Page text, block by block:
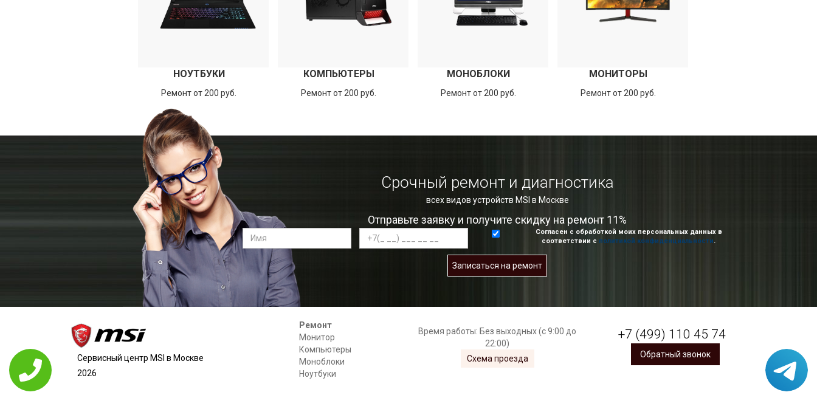
НОУТБУКИ
Ремонт от 200 руб.
КОМПЬЮТЕРЫ
Ремонт от 200 руб.
МОНОБЛОКИ
Ремонт от 200 руб.
МОНИТОРЫ
Ремонт от 200 руб.
Срочный ремонт и диагностика
всех видов устройств MSI в Москве
Отправьте заявку и получите скидку на ремонт 11%
Согласен с обработкой моих персональных данных в
соответствии с политикой конфиденциальности.
Записаться на ремонт
Сервисный центр MSI в Москве
2026
Ремонт
Монитор
Компьютеры
Моноблоки
Ноутбуки
Время работы: Без выходных (с 9:00 до
22:00)
Схема проезда
+7 (499) 110 45 74
Обратный звонок